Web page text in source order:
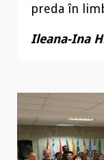
preda în
Ileana-Ina